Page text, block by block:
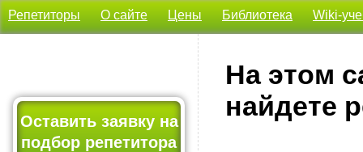
Репетиторы О сайте Цены Библиотека Wiki-
Оставить заявку на
подбор репетитора
На этом
найдете